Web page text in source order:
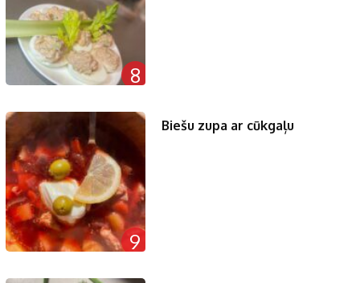
8
9
Biešu zupa ar cūkgaļu